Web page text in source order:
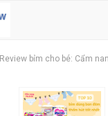
Review bỉm cho bé: Cẩm